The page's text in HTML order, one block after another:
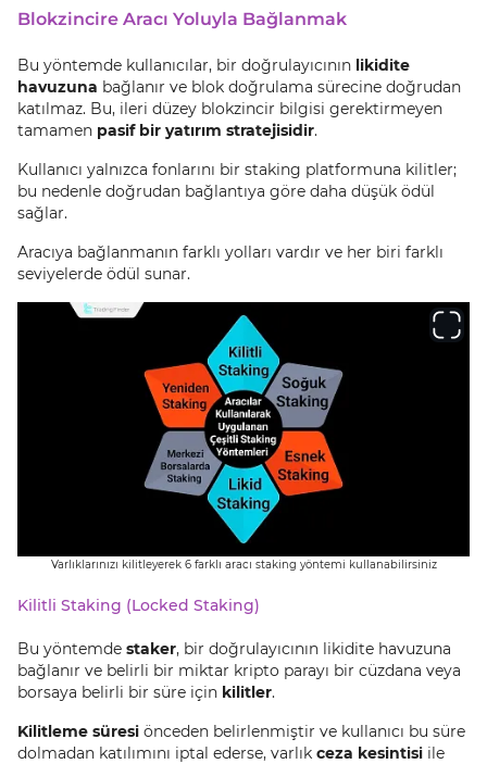
Blokzincire Aracı Yoluyla Bağlanmak
Bu yöntemde kullanıcılar, bir doğrulayıcının likidite
havuzuna bağlanır ve blok doğrulama sürecine doğrudan
katılmaz. Bu, ileri düzey blokzincir bilgisi gerektirmeyen
tamamen pasif bir yatırım stratejisidir.
Kullanıcı yalnızca fonlarını bir staking platformuna kilitler;
bu nedenle doğrudan bağlantıya göre daha düşük ödül
sağlar.
Aracıya bağlanmanın farklı yolları vardır ve her biri farklı
seviyelerde ödül sunar.
Varlıklarınızı kilitleyerek 6 farklı aracı staking yöntemi kullanabilirsiniz
Kilitli Staking (Locked Staking)
Bu yöntemde staker, bir doğrulayıcının likidite havuzuna
bağlanır ve belirli bir miktar kripto parayı bir cüzdana veya
borsaya belirli bir süre için kilitler.
Kilitleme süresi önceden belirlenmiştir ve kullanıcı bu süre
dolmadan katılımını iptal ederse, varlık ceza kesintisi ile